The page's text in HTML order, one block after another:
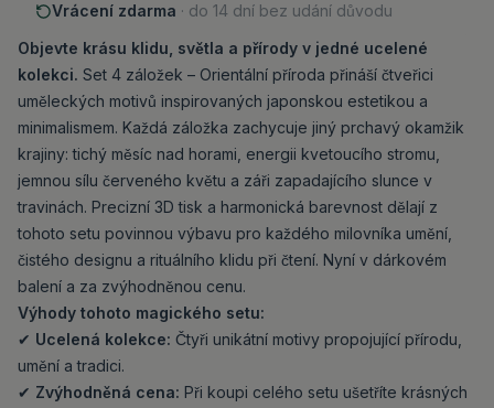
Vrácení zdarma · do 14 dní bez udání důvodu
Objevte krásu klidu, světla a přírody v jedné ucelené
kolekci. Set 4 záložek – Orientální příroda přináší čtveřici
uměleckých motivů inspirovaných japonskou estetikou a
minimalismem. Každá záložka zachycuje jiný prchavý okamžik
krajiny: tichý měsíc nad horami, energii kvetoucího stromu,
jemnou sílu červeného květu a záři zapadajícího slunce v
travinách. Precizní 3D tisk a harmonická barevnost dělají z
tohoto setu povinnou výbavu pro každého milovníka umění,
čistého designu a rituálního klidu při čtení. Nyní v dárkovém
balení a za zvýhodněnou cenu.
Výhody tohoto magického setu:
✔ Ucelená kolekce: Čtyři unikátní motivy propojující přírodu,
umění a tradici.
✔ Zvýhodněná cena: Při koupi celého setu ušetříte krásných